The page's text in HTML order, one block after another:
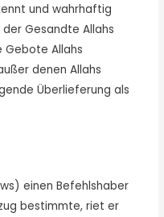
und wahrhaftig
Gesandte Allahs
Gebote Allahs
denen Allahs
Überlieferung als
einen Befehlshaber
bestimmte, riet er